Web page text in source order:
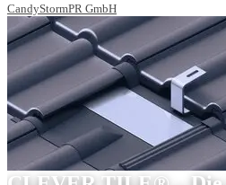
CandyStormPR GmbH